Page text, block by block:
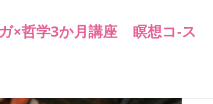
×哲学3か月講座 瞑想コ-ス